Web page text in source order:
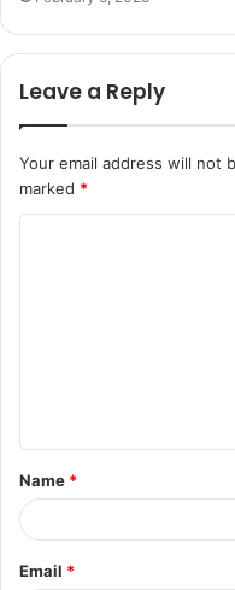
Leave a Reply
Your email address will not
marked *
t
*
Name *
Email *